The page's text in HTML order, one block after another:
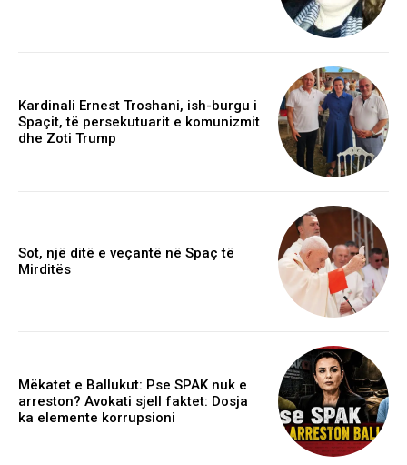
Kardinali Ernest Troshani, ish-burgu i
Spaçit, të persekutuarit e komunizmit
dhe Zoti Trump
Sot, një ditë e veçantë në Spaç të
Mirditës
Mëkatet e Ballukut: Pse SPAK nuk e
arreston? Avokati sjell faktet: Dosja
ka elemente korrupsioni